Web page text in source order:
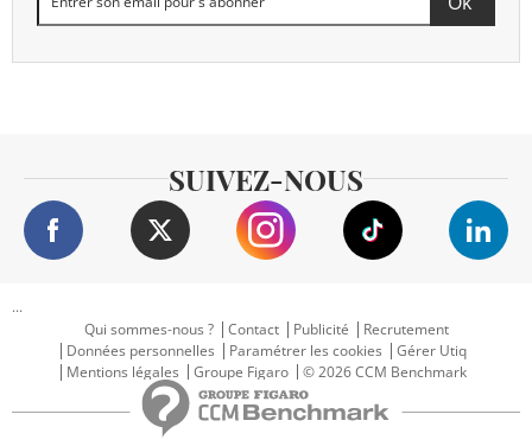
SUIVEZ-NOUS
...
Qui sommes-nous ?
Contact Publicité
Recrutement
Données personnelles
Paramétrer les cookies
Gérer Utiq
Mentions légales
Groupe Figaro © 2026 CCM Benchmark